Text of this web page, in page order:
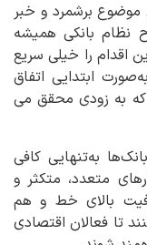
موضوع برشمرد و خبر
نظام بانکی همیشه
اقدام را خیلی سریع
ابتدایی اتفاق
که به زودی محقق می
به‌تنهایی کافی
متعدد، متکثر و
بالای خط و هم
تا فعالان اقتصادی